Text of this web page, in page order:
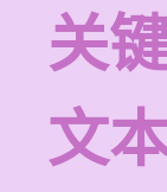
关
文